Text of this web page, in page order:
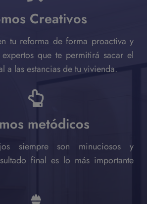
Creativos
tu reforma de forma proactiva y
que te permitirá sacar el
a las estancias de tu vivienda.
metódicos
siempre son minuciosos y
final es lo más importante